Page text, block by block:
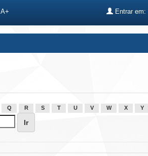
A+ Entrar em:
Q R S T U V W X Y